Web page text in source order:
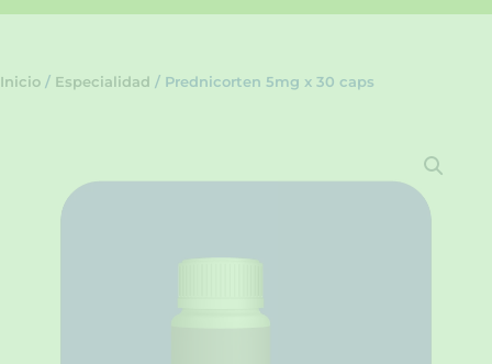
Inicio / Especialidad / Prednicorten 5mg x 30 caps